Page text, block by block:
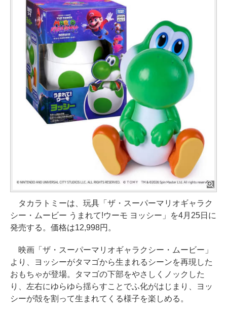
タカラトミーは、玩具「ザ・スーパーマリオギャラク
シー・ムービー うまれて!ウーモ ヨッシー」を4月25日に
発売する。価格は12,998円。
映画「ザ・スーパーマリオギャラクシー・ムービー」
より、ヨッシーがタマゴから生まれるシーンを再現した
おもちゃが登場。タマゴの下部をやさしくノックした
り、左右にゆらゆら揺らすことでふ化がはじまり、ヨッ
シーが殻を割って生まれてくる様子を楽しめる。